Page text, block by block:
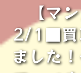
【マ
2/1■買
ました